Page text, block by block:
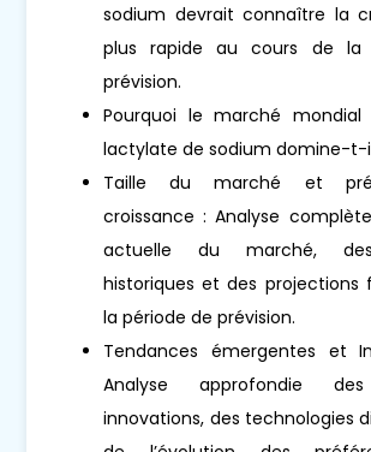
sodium devrait connaître la
plus rapide au cours de la
prévision.
Pourquoi le marché mondial
lactylate de sodium domine-t-
Taille du marché et
croissance : Analyse
actuelle du marché,
historiques et des projections
la période de prévision.
Tendances émergentes et
Analyse approfondie
innovations, des technologies